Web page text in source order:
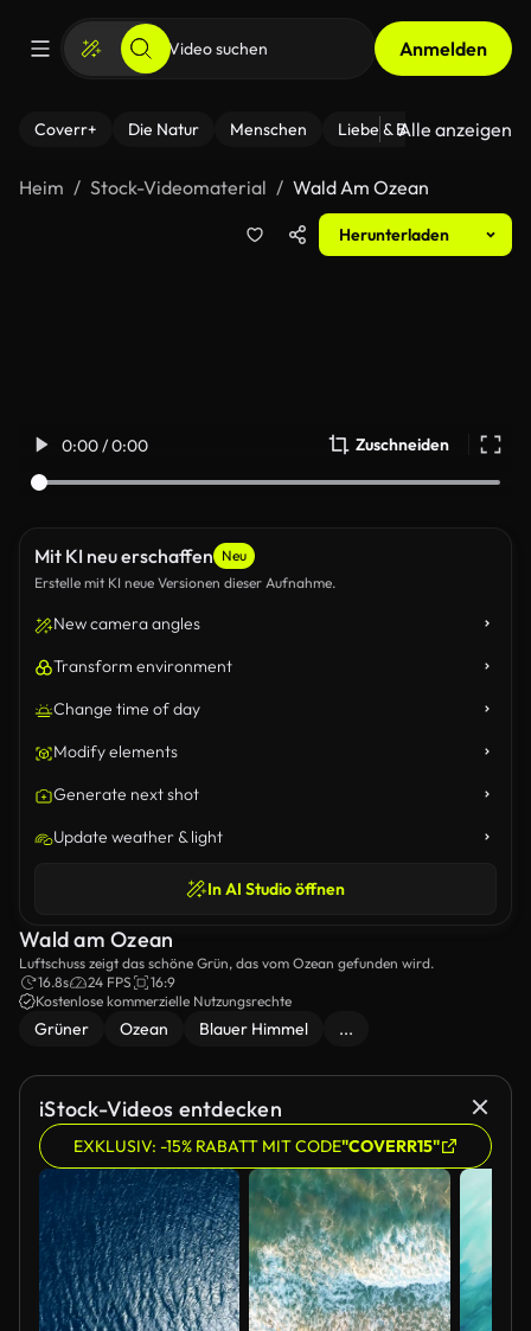
Anmelden
Coverr+ Die Natur Menschen Liebe & Beziehungen
Alle anzeigen
Heim Stock-Videomaterial Wald Am Ozean
Herunterladen
0:00 / 0:00 Zuschneiden
Mit KI neu erschaffen Neu
Erstelle mit KI neue Versionen dieser Aufnahme.
New camera angles
Transform environment
Change time of day
Modify elements
Generate next shot
Update weather & light
In AI Studio öffnen
Wald am Ozean
Luftschuss zeigt das schöne Grün, das vom Ozean gefunden wird.
16.8s
24 FPS
16:9
Kostenlose kommerzielle Nutzungsrechte
Grüner Ozean Blauer Himmel ...
iStock-Videos entdecken
EXKLUSIV: -15% RABATT MIT CODE"COVERR15"